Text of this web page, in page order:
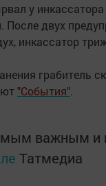
у
После двух
инкассатор
грабитель
"События".
важным и
Татмедиа